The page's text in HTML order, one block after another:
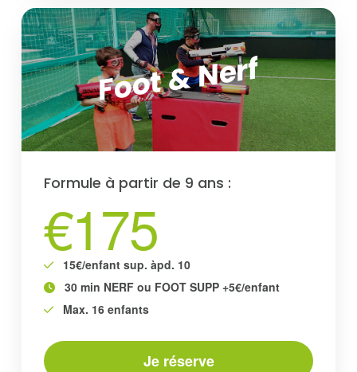
Foot & Nerf
Formule à partir de 9 ans :
€175
15€/enfant sup. àpd. 10
30 min NERF ou FOOT SUPP +5€/enfant
Max. 16 enfants
Je réserve